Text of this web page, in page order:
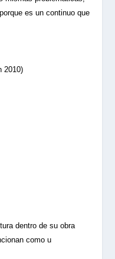
es un continuo que
2010)
dentro de su obra
como u